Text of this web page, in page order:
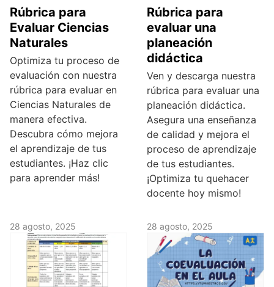
Rúbrica para
Evaluar Ciencias
Naturales
Optimiza tu proceso de
evaluación con nuestra
rúbrica para evaluar en
Ciencias Naturales de
manera efectiva.
Descubra cómo mejora
el aprendizaje de tus
estudiantes. ¡Haz clic
para aprender más!
Rúbrica para
evaluar una
planeación
didáctica
Ven y descarga nuestra
rúbrica para evaluar una
planeación didáctica.
Asegura una enseñanza
de calidad y mejora el
proceso de aprendizaje
de tus estudiantes.
¡Optimiza tu quehacer
docente hoy mismo!
28 agosto, 2025 28 agosto, 2025